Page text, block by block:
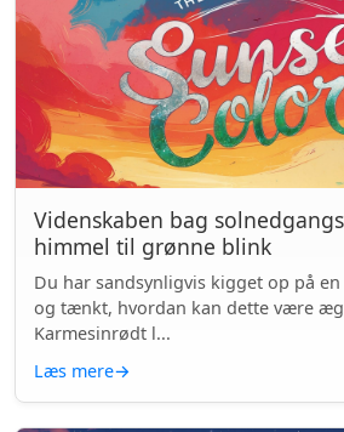
Videnskaben bag
himmel til grønne blink
Du har sandsynligvis kigget op på
og tænkt, hvordan kan dette være
Karmesinrødt l...
Læs mere→